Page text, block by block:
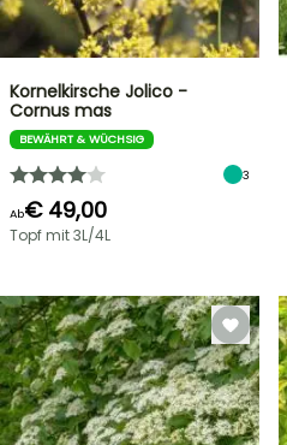
Kornelkirsche Jolico -
Cornus mas
BEWÄHRT & WÜCHSIG
3
Ab€ 49,00
Topf mit 3L/4L